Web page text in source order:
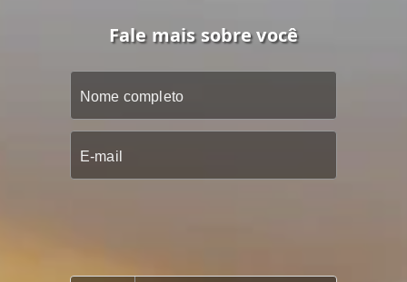
Fale mais sobre você